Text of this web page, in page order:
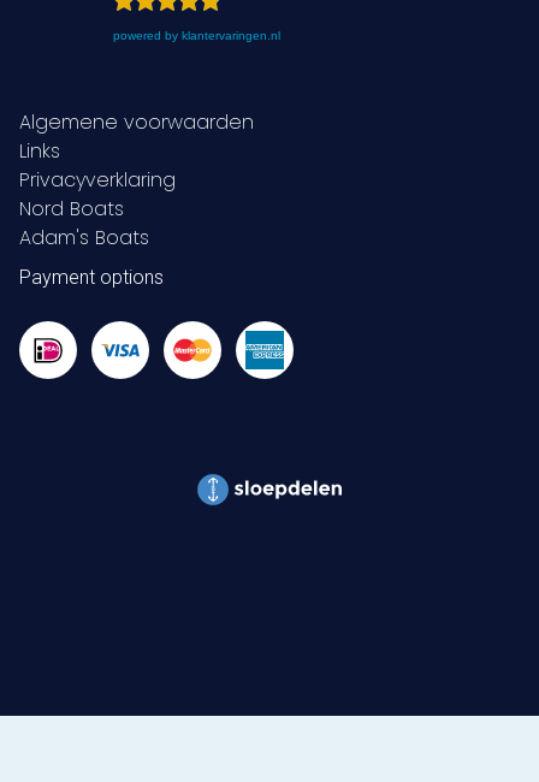
powered by klantervaringen.nl
Algemene voorwaarden
Links
Privacyverklaring
Nord Boats
Adam's Boats
Payment options